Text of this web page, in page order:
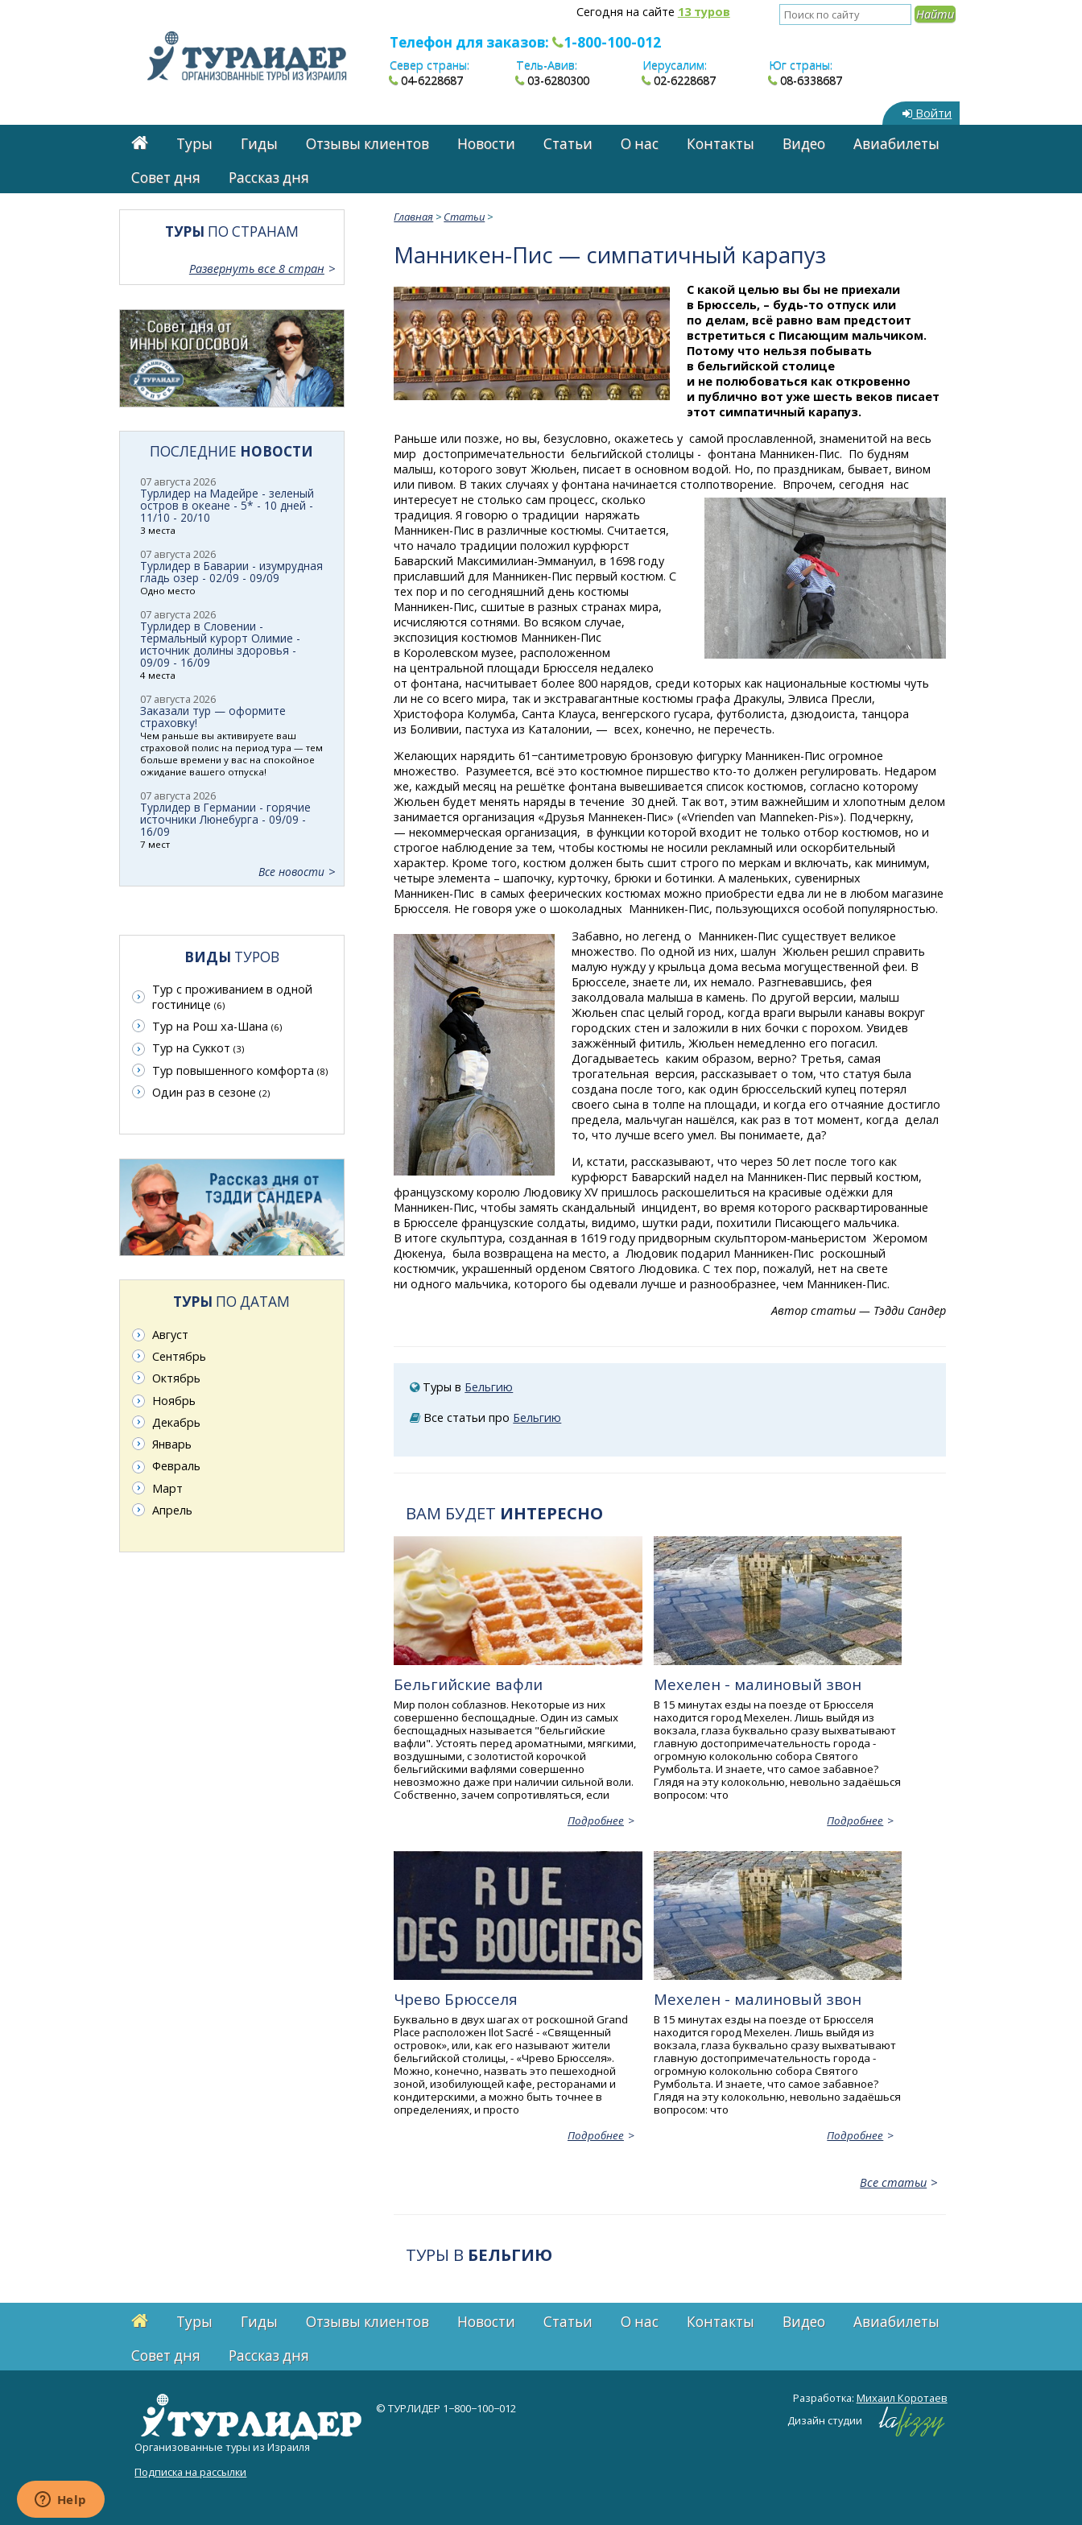
Сегодня на сайте 13 туров
Телефон для заказов: 1-800-100-012
Север страны:
04-6228687
Тель-Авив:
03-6280300
Иерусалим:
02-6228687
Юг страны:
08-6338687
Войти
Туры Гиды Отзывы клиентов Новости Статьи О нас Контакты Видео
Авиабилеты
Cовет дня
Рассказ дня
Главная > Статьи >
Манникен-Пис — симпатичный карапуз
С какой целью вы бы не приехали
в Брюссель, – будь-то отпуск или
по делам, всё равно вам предстоит
встретиться с Писающим мальчиком.
Потому что нельзя побывать
в бельгийской столице
и не полюбоваться как откровенно
и публично вот уже шесть веков писает
этот симпатичный карапуз.
Раньше или позже, но вы, безусловно, окажетесь у самой прославленной, знаменитой на весь
мир достопримечательности бельгийской столицы - фонтана Манникен-Пис. По будням
малыш, которого зовут Жюльен, писает в основном водой. Но, по праздникам, бывает, вином
или пивом. В таких случаях у фонтана начинается столпотворение. Впрочем, сегодня нас
интересует не столько сам процесс, сколько
традиция. Я говорю о традиции наряжать
Манникен-Пис в различные костюмы. Считается,
что начало традиции положил курфюрст
Баварский Максимилиан-Эммануил, в 1698 году
приславший для Манникен-Пис первый костюм. С
тех пор и по сегодняшний день костюмы
Манникен-Пис, сшитые в разных странах мира,
исчисляются сотнями. Во всяком случае,
экспозиция костюмов Манникен-Пис
в Королевском музее, расположенном
на центральной площади Брюсселя недалеко
от фонтана, насчитывает более 800 нарядов, среди которых как национальные костюмы чуть
ли не со всего мира, так и экстравагантные костюмы графа Дракулы, Элвиса Пресли,
Христофора Колумба, Санта Клауса, венгерского гусара, футболиста, дзюдоиста, танцора
из Боливии, пастуха из Каталонии, — всех, конечно, не перечесть.
Желающих нарядить 61−сантиметровую бронзовую фигурку Манникен-Пис огромное
множество. Разумеется, всё это костюмное пиршествокто-то должен регулировать. Недаром
же, каждый месяц на решётке фонтана вывешивается список костюмов, согласно которому
Жюльен будет менять наряды в течение 30 дней. Так вот, этим важнейшим и хлопотным делом
занимается организация «Друзья Маннекен-Пис» («Vriendenvan Manneken-Pis»). Подчеркну,
— некоммерческая организация, в функции которой входит не только отбор костюмов, но и
строгое наблюдение за тем, чтобы костюмы не носили рекламный или оскорбительный
характер. Кроме того, костюм должен быть сшит строго по меркам и включать, как минимум,
четыре элемента – шапочку, курточку, брюки и ботинки. А маленьких, сувенирных
Манникен-Пис в самых феерических костюмах можно приобрести едва ли не в любом магазине
Брюсселя. Не говоря уже о шоколадных Манникен-Пис, пользующихся особой популярностью.
Забавно, но легенд о Манникен-Писсуществует великое
множество. По одной из них, шалун Жюльен решил справить
малую нужду у крыльца дома весьма могущественной феи. В
Брюсселе, знаете ли, их немало. Разгневавшись, фея
заколдовала малыша в камень. По другой версии, малыш
Жюльен спас целый город, когда враги вырыли канавы вокруг
городских стен и заложили в них бочки с порохом. Увидев
зажжённый фитиль, Жюльен немедленно его погасил.
Догадываетесь каким образом, верно? Третья, самая
трогательная версия, рассказывает о том, что статуя была
создана после того, как один брюссельский купец потерял
своего сына в толпе на площади, и когда его отчаяние достигло
предела, мальчуган нашёлся, как раз в тот момент, когда делал
то, что лучше всего умел. Вы понимаете, да?
И, кстати, рассказывают, что через 50 лет после того как
курфюрст Баварский надел на Манникен-Писпервый костюм,
французскому королю Людовику XV пришлось раскошелиться на красивые одёжки для
Манникен-Пис, чтобы замять скандальный инцидент, во время которого расквартированные
в Брюсселе французские солдаты, видимо, шутки ради, похитили Писающего мальчика.
В итоге скульптура, созданная в 1619 году придворнымскульптором-маньеристом Жеромом
Дюкенуа, была возвращена на место, а Людовик подарил Манникен-Пис роскошный
костюмчик, украшенный орденом Святого Людовика. С тех пор, пожалуй, нет на свете
ни одного мальчика, которого бы одевали лучше и разнообразнее, чем Манникен-Пис.
Автор статьи — Тэдди Сандер
Туры в Бельгию
Все статьи про Бельгию
ВАМ БУДЕТ ИНТЕРЕСНО
Бельгийские вафли
Мир полон соблазнов. Некоторые из них
совершенно беспощадные. Один из самых
беспощадных называется "бельгийские
вафли". Устоять перед ароматными, мягкими,
воздушными, с золотистой корочкой
бельгийскими вафлями совершенно
невозможно даже при наличии сильной воли.
Собственно, зачем сопротивляться, если
Подробнее
Мехелен - малиновый звон
В 15 минутах езды на поезде от Брюсселя
находится город Мехелен. Лишь выйдя из
вокзала, глаза буквально сразу выхватывают
главную достопримечательность города -
огромную колокольню собора Святого
Румбольта. И знаете, что самое забавное?
Глядя на эту колокольню, невольно задаёшься
вопросом: что
Подробнее
Чрево Брюсселя
Буквально в двух шагах от роскошной Grand
Place расположен Ilot Sacré - «Священный
островок», или, как его называют жители
бельгийской столицы, - «Чрево Брюсселя».
Можно, конечно, назвать это пешеходной
зоной, изобилующей кафе, ресторанами и
кондитерскими, а можно быть точнее в
определениях, и просто
Подробнее
Мехелен - малиновый звон
В 15 минутах езды на поезде от Брюсселя
находится город Мехелен. Лишь выйдя из
вокзала, глаза буквально сразу выхватывают
главную достопримечательность города -
огромную колокольню собора Святого
Румбольта. И знаете, что самое забавное?
Глядя на эту колокольню, невольно задаёшься
вопросом: что
Подробнее
Все статьи
ТУРЫ В БЕЛЬГИЮ
ТУРЫ ПО СТРАНАМ
Развернуть все 8 стран
ПОСЛЕДНИЕ НОВОСТИ
07 августа 2026
Турлидер на Мадейре - зеленый
остров в океане - 5* - 10 дней -
11/10 - 20/10
3 места
07 августа 2026
Турлидер в Баварии - изумрудная
гладь озер - 02/09 - 09/09
Одно место
07 августа 2026
Турлидер в Словении -
термальный курорт Олимие -
источник долины здоровья -
09/09 - 16/09
4 места
07 августа 2026
Заказали тур — оформите
страховку!
Чем раньше вы активируете ваш
страховой полис на период тура — тем
больше времени у вас на спокойное
ожидание вашего отпуска!
07 августа 2026
Турлидер в Германии - горячие
источники Люнебурга - 09/09 -
16/09
7 мест
Все новости
ВИДЫ ТУРОВ
Тур с проживанием в одной
гостинице (6)
Тур на Рош ха-Шана (6)
Тур на Суккот (3)
Тур повышенного комфорта (8)
Один раз в сезоне (2)
ТУРЫ ПО ДАТАМ
Август
Сентябрь
Октябрь
Ноябрь
Декабрь
Январь
Февраль
Март
Апрель
Туры Гиды Отзывы клиентов Новости Статьи О нас Контакты Видео
Авиабилеты
Cовет дня
Рассказ дня
© ТУРЛИДЕР 1−800−100−012
Организованные туры из Израиля
Подписка на рассылки
Разработка: Михаил Коротаев
Дизайн студии